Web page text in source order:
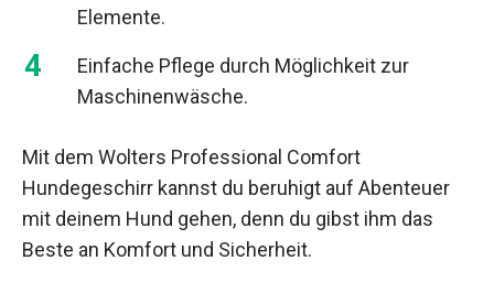
Elemente.
Einfache Pflege durch Möglichkeit zur
Maschinenwäsche.
Mit dem Wolters Professional Comfort
Hundegeschirr kannst du beruhigt auf Abenteuer
mit deinem Hund gehen, denn du gibst ihm das
Beste an Komfort und Sicherheit.